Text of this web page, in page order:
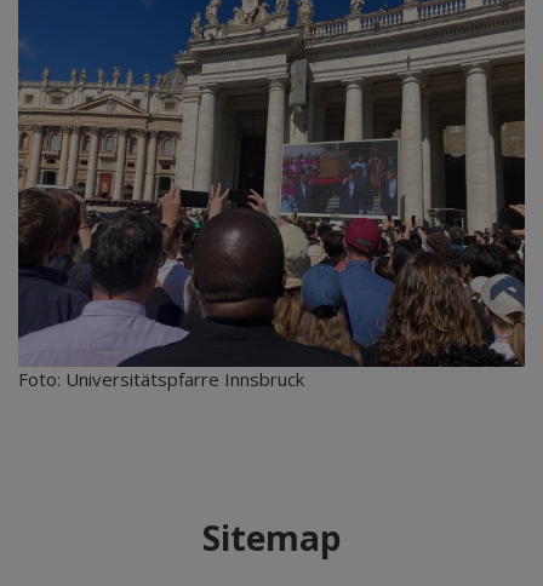
Foto: Universitätspfarre Innsbruck
Sitemap